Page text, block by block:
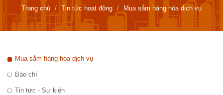
Trang chủ Tin tức hoạt động Mua sắm hàng hóa dịch vụ
Mua sắm hàng hóa dịch vụ
Báo chí
Tin tức - Sự kiện